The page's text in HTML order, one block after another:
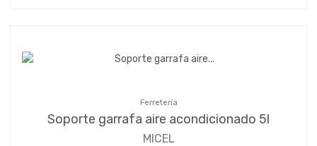
Ferretería
Soporte garrafa aire acondicionado 5l
MICEL